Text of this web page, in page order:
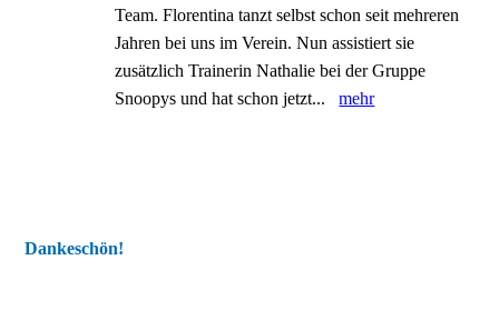
Team. Florentina tanzt selbst schon seit mehreren
Jahren bei uns im Verein. Nun assistiert sie
zusätzlich Trainerin Nathalie bei der Gruppe
Snoopys und hat schon jetzt...mehr
Dankeschön!